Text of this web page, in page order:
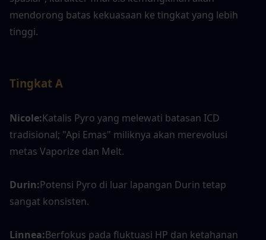
mendorong batas kekuasaan ke tingkat yang lebih
tinggi.
Tingkat A
Nicole:Katalis Pyro yang melewati batasan ICD
tradisional; "Api Emas" miliknya akan merevolusi
metas Vaporize dan Melt.
Durin:Potensi Pyro di luar lapangan Durin tetap
sangat konsisten.
Linnea:Berfokus pada fluktuasi HP dan ketahanan